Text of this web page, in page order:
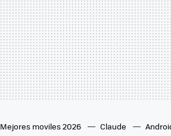
Mejores moviles 2026 Claude